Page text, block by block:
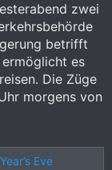
zwei
betrifft
ermöglicht es
Die Züge
morgens von
Eve